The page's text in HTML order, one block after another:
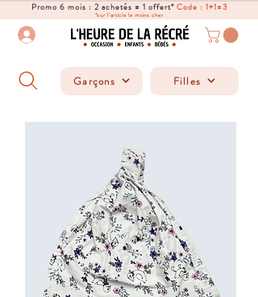
Promo 6 mois : 2 achetés = 1 offert*Code : 1+1=3
*sur l'article le moins cher
Garçons Filles